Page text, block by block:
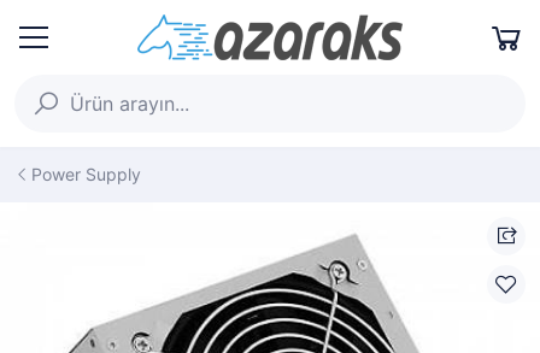
Power Supply